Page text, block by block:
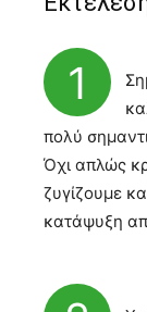
1
πολύ
Όχι απλώς
ζυγίζουμε
κατάψυξη